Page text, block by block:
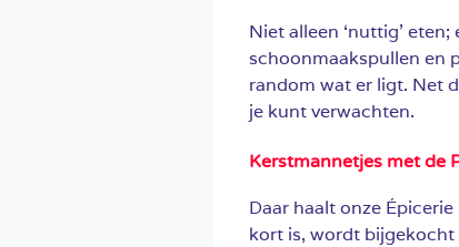
Niet alleen ‘nuttig’
schoonmaakspullen en
random wat er ligt. Net
je kunt verwachten.
Kerstmannetjes met de
Daar haalt onze
kort is, wordt bijgekocht